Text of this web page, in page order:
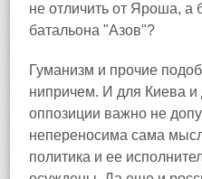
не отличить от Яроша,
батальона "Азов"?
Гуманизм и прочие
нипричем. И для Киева и
оппозиции важно не
непереносима сама
политика и ее